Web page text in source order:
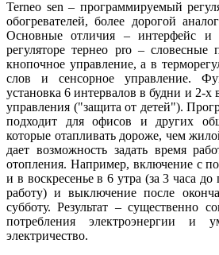
Terneo sen – программируемый
обогревателей,более дорогой
Основные отличия – интерфейс и
регуляторе тернео pro – словесные
кнопочное управление, а в
слов и сенсорное управление.
установка 6 интервалов в будни и 2-
управления ("защита от детей").
подходит для офисов и других
которые отапливать дороже, чем
дает возможность задать время
отопления. Например, включение с
и в воскресенье в 6 утра (за 3 часа до
работу) и выключение после
субботу. Результат – существенно
потребления электроэнергии и
электричество.